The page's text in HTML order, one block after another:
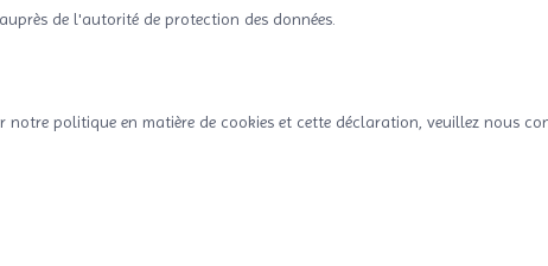
de l'autorité de protection des données.
politique en matière de cookies et cette déclaration, veuillez nous